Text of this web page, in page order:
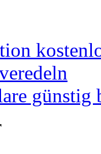
günstig